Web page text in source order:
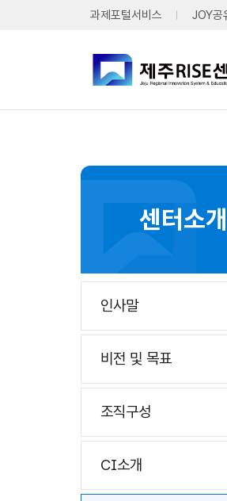
과제포털서비스 JOY공
센터소개
인사말
비전 및 목표
조직구성
CI소개